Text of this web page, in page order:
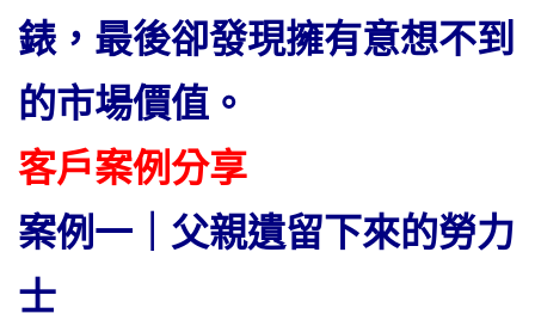
錶，最後卻發現擁有意想不到
的市場價值。
客戶案例分享
案例一｜父親遺留下來的勞力
士